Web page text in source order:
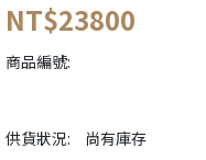
NT$23800
商品編號:
供貨狀況: 尚有庫存